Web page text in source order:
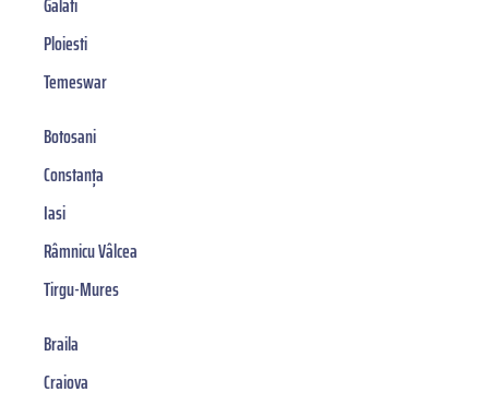
Ploiesti
Temeswar
Botosani
Constanța
Iasi
Râmnicu Vâlcea
Tirgu-Mures
Braila
Craiova